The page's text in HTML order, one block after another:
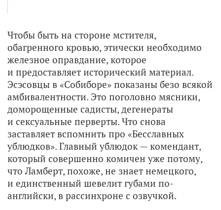
Чтобы быть на стороне мстителя,
обагренного кровью, этически необходимо
железное оправдание, которое
и предоставляет исторический материал.
Эсэсовцы в «Собиборе» показаны безо всякой
амбивалентности. Это поголовно мясники,
доморощенные садисты, дегенераты
и сексуальные перверты. Что снова
заставляет вспомнить про «Бесславных
ублюдков». Главный ублюдок — комендант,
который совершенно комичен уже потому,
что Ламберт, похоже, не знает немецкого,
и единственный шевелит губами по-
английски, в рассинхроне с озвучкой.